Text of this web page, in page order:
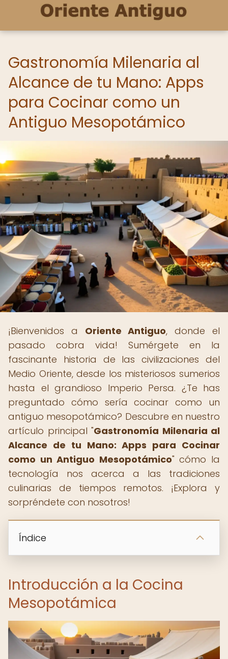
Gastronomía Milenaria al
Alcance de tu Mano: Apps
para Cocinar como un
Antiguo Mesopotámico
¡Bienvenidos a Oriente Antiguo, donde el
pasado cobra vida! Sumérgete en la
fascinante historia de las civilizaciones del
Medio Oriente, desde los misteriosos sumerios
hasta el grandioso Imperio Persa. ¿Te has
preguntado cómo sería cocinar como un
antiguo mesopotámico? Descubre en nuestro
artículo principal "Gastronomía Milenaria al
Alcance de tu Mano: Apps para Cocinar
como un Antiguo Mesopotámico" cómo la
tecnología nos acerca a las tradiciones
culinarias de tiempos remotos. ¡Explora y
sorpréndete con nosotros!
Índice
Introducción a la Cocina
Mesopotámica